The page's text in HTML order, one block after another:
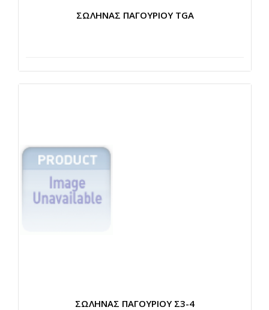
ΣΩΛΗΝΑΣ ΠΑΓΟΥΡΙΟΥ TGA
ΣΩΛΗΝΑΣ ΠΑΓΟΥΡΙΟΥ Σ3-4